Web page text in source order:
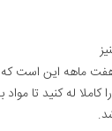
ماهه این است که
کاملا له کنید تا